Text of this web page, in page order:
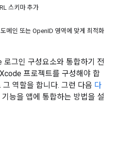
스키마 추가
메인 또는 OpenID 영역에 맞게 최적화
그인 구성요소와 통합하기 전
프로젝트를 구성해야 합
역할을 합니다. 그런 다음 다
능을 앱에 통합하는 방법을 설